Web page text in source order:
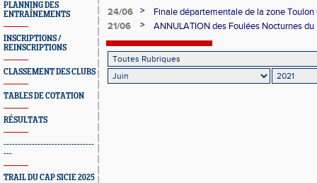
PLANNING DES
ENTRAÎNEMENTS
INSCRIPTIONS /
REINSCRIPTIONS
CLASSEMENT DES CLUBS
TABLES DE COTATION
RÉSULTATS
--------------------------------
---
TRAIL DU CAP SICIE 2025
24/06 >
Finale départementale de la zone
Poussines
21/06 > ANNULATION des Foulées Nocturnes du